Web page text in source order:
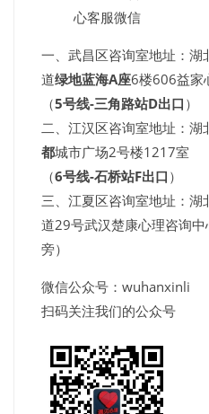
心客服微信
一、武昌区咨询室地址：湖
道绿地蓝海A座6楼606益家
（5号线-三角路站D出口 ）
二、江汉区咨询室地址：湖
都城市广场2号楼1217室
（6号线-石桥站F出口 ）
三、江夏区咨询室地址：湖
道29号武汉楚康心理咨询
旁）
微信公众号：wuhanxinli
扫码关注我们的公众号